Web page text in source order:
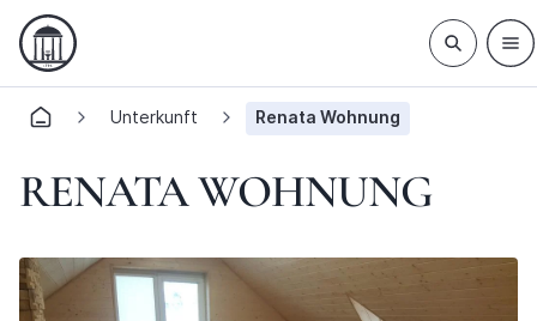
Unterkunft Renata Wohnung
RENATA WOHNUNG